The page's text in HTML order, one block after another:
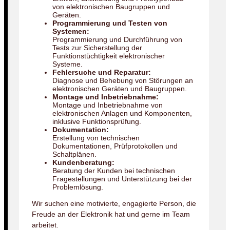
von elektronischen Baugruppen und
Geräten.
Programmierung und Testen von
Systemen:
Programmierung und Durchführung von
Tests zur Sicherstellung der
Funktionstüchtigkeit elektronischer
Systeme.
Fehlersuche und Reparatur:
Diagnose und Behebung von Störungen an
elektronischen Geräten und Baugruppen.
Montage und Inbetriebnahme:
Montage und Inbetriebnahme von
elektronischen Anlagen und Komponenten,
inklusive Funktionsprüfung.
Dokumentation:
Erstellung von technischen
Dokumentationen, Prüfprotokollen und
Schaltplänen.
Kundenberatung:
Beratung der Kunden bei technischen
Fragestellungen und Unterstützung bei der
Problemlösung.
Wir suchen eine motivierte, engagierte Person, die
Freude an der Elektronik hat und gerne im Team
arbeitet.